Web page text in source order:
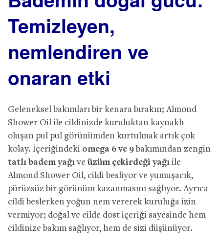
Temizleyen,
nemlendiren ve
onaran etki
Geleneksel bakımları bir kenara bırakın; Almond
Shower Oil ile cildinizde kuruluktan kaynaklı
oluşan pul pul görünümden kurtulmak artık çok
kolay. İçeriğindeki omega 6 ve 9 bakımından zengin
tatlı badem yağıveüzüm çekirdeği yağı ile
Almond Shower Oil, cildi besliyor ve yumuşacık,
pürüzsüz bir görünüm kazanmasını sağlıyor. Ayrıca
cildi beslerken yoğun nem vererek kuruluğa izin
vermiyor; doğal ve cilde dost içeriği sayesinde hem
cildinize bakım sağlıyor, hem de sizi düşünüyor.